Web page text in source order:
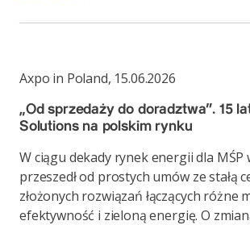
Axpo in Poland, 15.06.2026
„Od sprzedaży do doradztwa”. 15
Solutions na polskim rynku
W ciągu dekady rynek energii dla MŚP
przeszedł od prostych umów ze stałą
złożonych rozwiązań łączących różne
efektywność i zieloną energię. O